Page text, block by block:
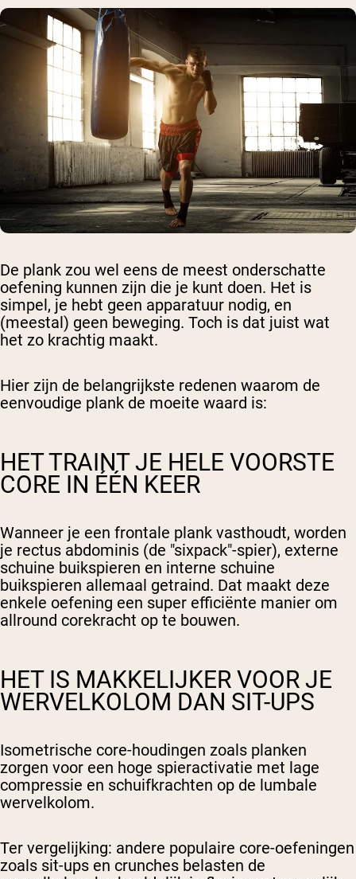
De plank zou wel eens de meest onderschatte
oefening kunnen zijn die je kunt doen. Het is
simpel, je hebt geen apparatuur nodig, en
(meestal) geen beweging. Toch is dat juist wat
het zo krachtig maakt.
Hier zijn de belangrijkste redenen waarom de
eenvoudige plank de moeite waard is:
HET TRAINT JE HELE VOORSTE
CORE IN ÉÉN KEER
Wanneer je een frontale plank vasthoudt, worden
je rectus abdominis (de "sixpack"-spier), externe
schuine buikspieren en interne schuine
buikspieren allemaal getraind. Dat maakt deze
enkele oefening een super efficiënte manier om
allround corekracht op te bouwen.
HET IS MAKKELIJKER VOOR JE
WERVELKOLOM DAN SIT-UPS
Isometrische core-houdingen zoals planken
zorgen voor een hoge spieractivatie met lage
compressie en schuifkrachten op de lumbale
wervelkolom.
Ter vergelijking: andere populaire core-oefeningen
zoals sit-ups en crunches belasten de